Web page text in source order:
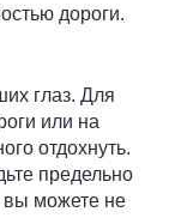
дороги.
глаз. Для
или на
отдохнуть.
предельно
вы можете не